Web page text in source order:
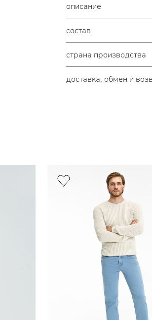
описание
состав
страна производства
доставка, обмен и